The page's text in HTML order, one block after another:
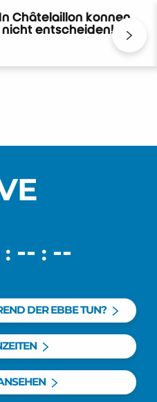
Châtelaillon können
entscheiden! –
: -- : --
DER EBBE TUN?